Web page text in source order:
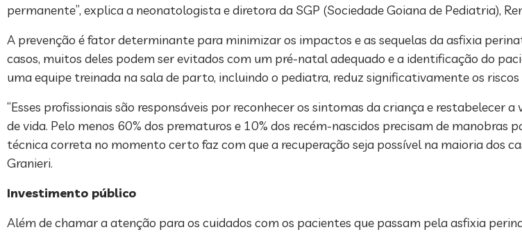
permanente”, explica a neonatologista e diretora da SGP (Sociedade Goiana de Pediatria),
A prevenção é fator determinante para minimizar os impactos e as sequelas da asfixia
casos, muitos deles podem ser evitados com um pré-natal adequado e a identificação do
uma equipe treinada na sala de parto, incluindo o pediatra, reduz significativamente os riscos
“Esses profissionais são responsáveis por reconhecer os sintomas da criança e restabelecer
de vida. Pelo menos 60% dos prematuros e 10% dos recém-nascidos precisam de manobras
técnica correta no momento certo faz com que a recuperação seja possível na maioria dos
Granieri.
Investimento público
Além de chamar a atenção para os cuidados com os pacientes que passam pela asfixia